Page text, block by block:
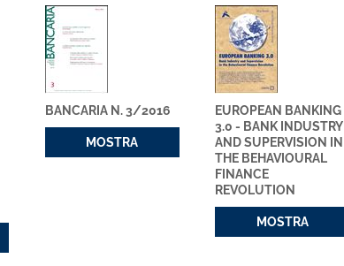
BANCARIA N. 3/2016
MOSTRA
EUROPEAN BANKING
3.0 - BANK INDUSTRY
AND SUPERVISION IN
THE BEHAVIOURAL
FINANCE
REVOLUTION
MOSTRA